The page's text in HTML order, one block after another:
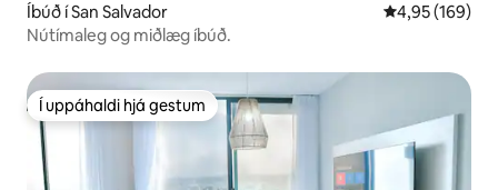
Íbúð í San Salvador 4,95 af 5 í
4,95 (169)
Nútímaleg og miðlæg íbúð.
Í uppáhaldi hjá gestum
Í uppáhaldi hjá gestum